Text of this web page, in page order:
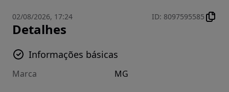
02/08/2026, 17:24 ID: 8097595585
Detalhes
Informações básicas
Marca MG